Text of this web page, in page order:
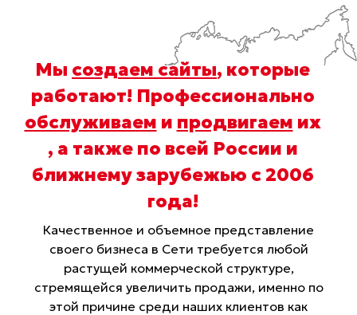
Мы создаем сайты, которые
работают! Профессионально
обслуживаем и продвигаем их
, а также по всей России и
ближнему зарубежью с 2006
года!
Качественное и объемное представление
своего бизнеса в Сети требуется любой
растущей коммерческой структуре,
стремящейся увеличить продажи, именно по
этой причине среди наших клиентов как